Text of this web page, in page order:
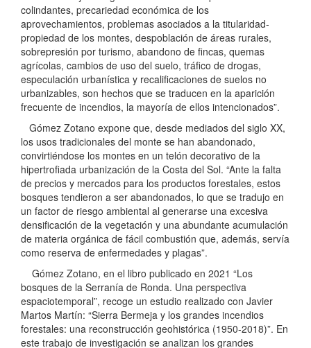
colindantes, precariedad económica de los
aprovechamientos, problemas asociados a la titularidad-
propiedad de los montes, despoblación de áreas rurales,
sobrepresión por turismo, abandono de fincas, quemas
agrícolas, cambios de uso del suelo, tráfico de drogas,
especulación urbanística y recalificaciones de suelos no
urbanizables, son hechos que se traducen en la aparición
frecuente de incendios, la mayoría de ellos intencionados”.
Gómez Zotano expone que, desde mediados del siglo XX,
los usos tradicionales del monte se han abandonado,
convirtiéndose los montes en un telón decorativo de la
hipertrofiada urbanización de la Costa del Sol. “Ante la falta
de precios y mercados para los productos forestales, estos
bosques tendieron a ser abandonados, lo que se tradujo en
un factor de riesgo ambiental al generarse una excesiva
densificación de la vegetación y una abundante acumulación
de materia orgánica de fácil combustión que, además, servía
como reserva de enfermedades y plagas”.
Gómez Zotano, en el libro publicado en 2021 “Los
bosques de la Serranía de Ronda. Una perspectiva
espaciotemporal”, recoge un estudio realizado con Javier
Martos Martín: “Sierra Bermeja y los grandes incendios
forestales: una reconstrucción geohistórica (1950-2018)”. En
este trabajo de investigación se analizan los grandes